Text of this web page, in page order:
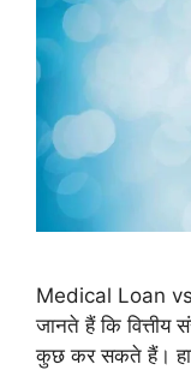
Medical Loan
जानते हैं कि वित्तीय
कुछ कर सकते हैं।